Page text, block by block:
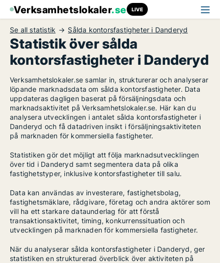
Verksamhetslokaler.se LIVE
Se all statistik Sålda kontorsfastigheter i Danderyd
Statistik över sålda
kontorsfastigheter i Danderyd
Verksamhetslokaler.se samlar in, strukturerar och analyserar
löpande marknadsdata om sålda kontorsfastigheter. Data
uppdateras dagligen baserat på försäljningsdata och
marknadsaktivitet på Verksamhetslokaler.se. Här kan du
analysera utvecklingen i antalet sålda kontorsfastigheter i
Danderyd och få datadriven insikt i försäljningsaktiviteten
på marknaden för kommersiella fastigheter.
Statistiken gör det möjligt att följa marknadsutvecklingen
över tid i Danderyd samt segmentera data på olika
fastighetstyper, inklusive kontorsfastigheter till salu.
Data kan användas av investerare, fastighetsbolag,
fastighetsmäklare, rådgivare, företag och andra aktörer som
vill ha ett starkare dataunderlag för att förstå
transaktionsaktivitet, timing, konkurrenssituation och
utvecklingen på marknaden för kommersiella fastigheter.
När du analyserar sålda kontorsfastigheter i Danderyd, ger
statistiken en strukturerad överblick över aktiviteten på